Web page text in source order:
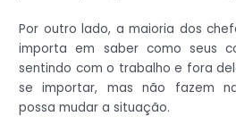
Por outro lado, a maioria dos
importa em saber como seus
sentindo com o trabalho e fora
se importar, mas não fazem
possa mudar a situação.